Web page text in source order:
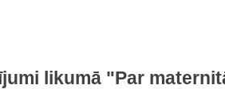
likumā "Par